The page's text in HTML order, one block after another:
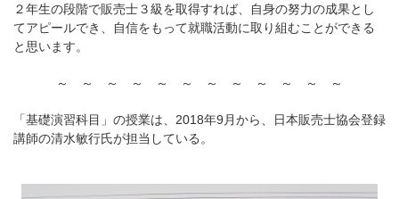
２年生の段階で販売士３級を取得すれば、自身の努力の成果とし
てアピールでき、自信をもって就職活動に取り組むことができる
と思います。
～ ～ ～ ～ ～ ～ ～ ～ ～ ～ ～ ～
「基礎演習科目」の授業は、2018年9月から、日本販売士協会登録
講師の清水敏行氏が担当している。